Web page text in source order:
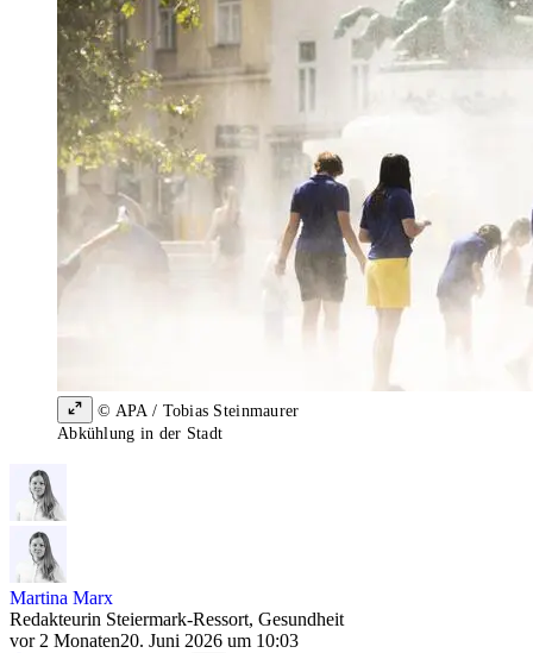
© APA / Tobias Steinmaurer
Abkühlung in der Stadt
Martina Marx
Redakteurin Steiermark-Ressort, Gesundheit
vor 2 Monaten20. Juni 2026 um 10:03